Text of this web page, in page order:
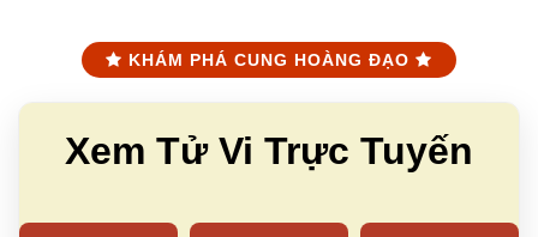
KHÁM PHÁ CUNG HOÀNG ĐẠO